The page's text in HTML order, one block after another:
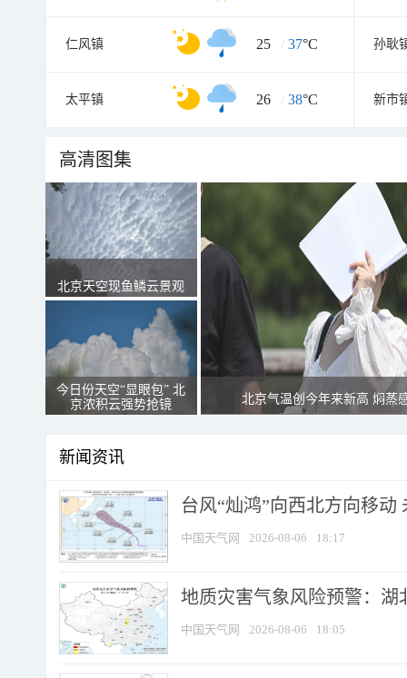
仁风镇 25 / 37°C 孙耿
太平镇 26 / 38°C 新市
高清图集
北京天空现鱼鳞云景观
今日份天空“显眼包” 北
京浓积云强势抢镜
北京气温创今年来新高 焖蒸
新闻资讯
台风“灿鸿”向西北方向移动
中国天气网 2026-08-06 18:17
地质灾害气象风险预警：湖
中国天气网 2026-08-06 18:05